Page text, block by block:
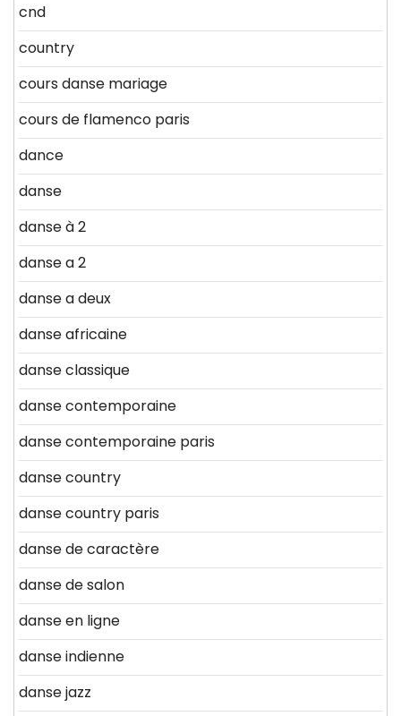
cnd
country
cours danse mariage
cours de flamenco paris
dance
danse
danse à 2
danse a 2
danse a deux
danse africaine
danse classique
danse contemporaine
danse contemporaine paris
danse country
danse country paris
danse de caractère
danse de salon
danse en ligne
danse indienne
danse jazz